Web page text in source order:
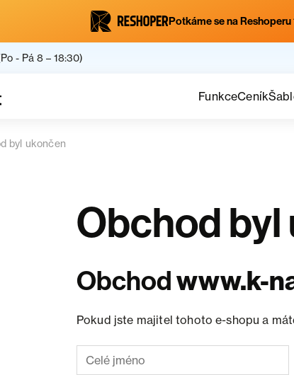
Potkáme se na Reshoperu
- Pá 8 – 18:30)
FunkceCeník
byl ukončen
Obchod byl
Obchodwww.k-
Pokud jste majitel tohoto e-shopu a